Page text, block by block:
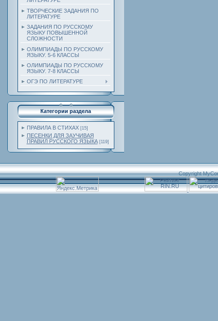
ТВОРЧЕСКИЕ ЗАДАНИЯ ПО
ЛИТЕРАТУРЕ
ЗАДАНИЯ ПО РУССКОМУ
ЯЗЫКУ ПОВЫШЕННОЙ
СЛОЖНОСТИ
ОЛИМПИАДЫ ПО РУССКОМУ
ЯЗЫКУ. 5-6 КЛАССЫ
ОЛИМПИАДЫ ПО РУССКОМУ
ЯЗЫКУ. 7-8 КЛАССЫ
ОГЭ ПО ЛИТЕРАТУРЕ
Категории раздела
ПРАВИЛА В СТИХАХ [15]
ПЕСЕНКИ ДЛЯ ЗАУЧИВАЯ
ПРАВИЛ РУССКОГО ЯЗЫКА [119]
Copyright